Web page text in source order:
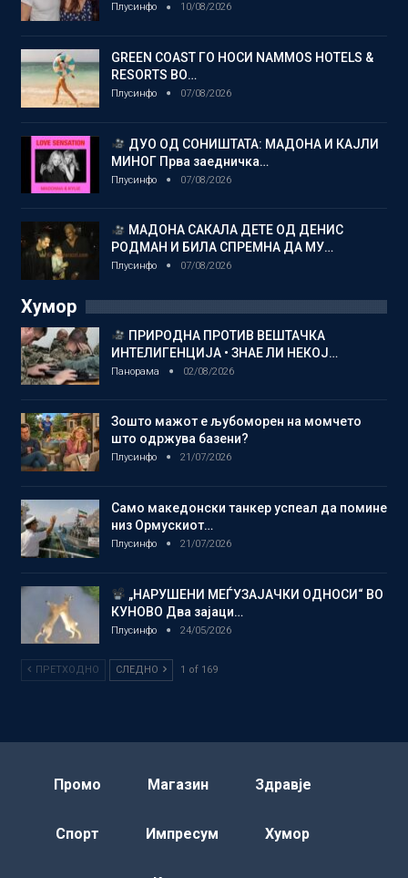
Плусинфо 10/08/2026
GREEN COAST ГО НОСИ NAMMOS HOTELS &
RESORTS ВО…
Плусинфо 07/08/2026
ДУО ОД СОНИШТАТА: МАДОНА И КАЈЛИ
МИНОГ Прва заедничка…
Плусинфо 07/08/2026
МАДОНА САКАЛА ДЕТЕ ОД ДЕНИС
РОДМАН И БИЛА СПРЕМНА ДА МУ…
Плусинфо 07/08/2026
Хумор
ПРИРОДНА ПРОТИВ ВЕШТАЧКА
ИНТЕЛИГЕНЦИЈА • ЗНАЕ ЛИ НЕКОЈ…
Панорама 02/08/2026
Зошто мажот е љубоморен на момчето
што одржува базени?
Плусинфо 21/07/2026
Само македонски танкер успеал да помине
низ Ормускиот…
Плусинфо 21/07/2026
„НАРУШЕНИ МЕЃУЗАЈАЧКИ ОДНОСИ“ ВО
КУНОВО Два зајаци…
Плусинфо 24/05/2026
ПРЕТХОДНО СЛЕДНО 1 of 169
Промо Магазин Здравје
Спорт Импресум Хумор